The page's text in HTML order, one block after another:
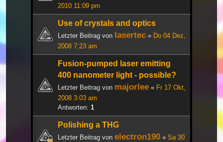
2010 11:09 pm
Use of crystals and optics
Letzter Beitrag von lasertec « Do 04 Dez,
2008 7:23 am
Fusion-pumped laser emitting
400 nanometer light - possible?
Letzter Beitrag von majorlee « Fr 17 Okt,
2008 3:03 am
Antworten: 1
Polishing a THG
Letzter Beitrag von electron190 « Sa 30